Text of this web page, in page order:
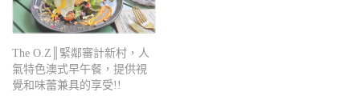
The O.Z║緊鄰審計新村，人
氣特色澳式早午餐，提供視
覺和味蕾兼具的享受!!